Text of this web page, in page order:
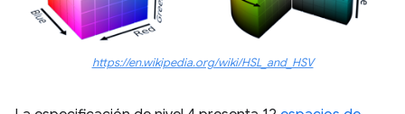
https://en.wikipedia.org/wiki/HSL_and_HSV